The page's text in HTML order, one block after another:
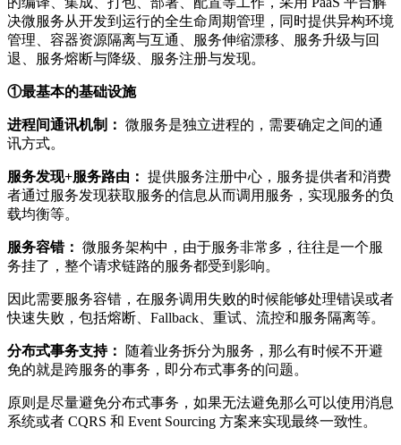
决微服务从开发到运行的全生命周期管理，同时提供异构环境
管理、容器资源隔离与互通、服务伸缩漂移、服务升级与回
退、服务熔断与降级、服务注册与发现。
①最基本的基础设施
进程间通讯机制： 微服务是独立进程的，需要确定之间的通
讯方式。
服务发现+服务路由： 提供服务注册中心，服务提供者和消费
者通过服务发现获取服务的信息从而调用服务，实现服务的负
载均衡等。
服务容错： 微服务架构中，由于服务非常多，往往是一个服
务挂了，整个请求链路的服务都受到影响。
因此需要服务容错，在服务调用失败的时候能够处理错误或者
快速失败，包括熔断、Fallback、重试、流控和服务隔离等。
分布式事务支持：
随着业务拆分为服务，那么有时候不开避
免的就是跨服务的事务，即分布式事务的问题。
原则是尽量避免分布式事务，如果无法避免那么可以使用消息
系统或者 CQRS 和 Event Sourcing 方案来实现最终一致性。